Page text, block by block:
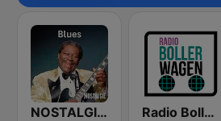
NOSTALGIE BLUES Radio Bollerwagen